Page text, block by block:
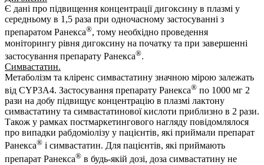
Є дані про підвищення концентрації дигоксину в плазмі у
середньому в 1,5 раза при одночасному застосуванні з
препаратом Ранекса®, тому необхідно проведення
моніторингу рівня дигоксину на початку та при завершенні
застосування препарату Ранекса®.
Симвастатин.
Метаболізм та кліренс симвастатину значною мірою залежать
від CYP3A4. Застосування препарату Ранекса® по 1000 мг 2
рази на добу підвищує концентрацію в плазмі лактону
симвастатину та симвастатинової кислоти приблизно в 2 рази.
Також у рамках постмаркетингового нагляду повідомлялося
про випадки рабдоміолізу у пацієнтів, які приймали препарат
Ранекса® і симвастатин. Для пацієнтів, які приймають
препарат Ранекса® в будь-якій дозі, доза симвастатину не